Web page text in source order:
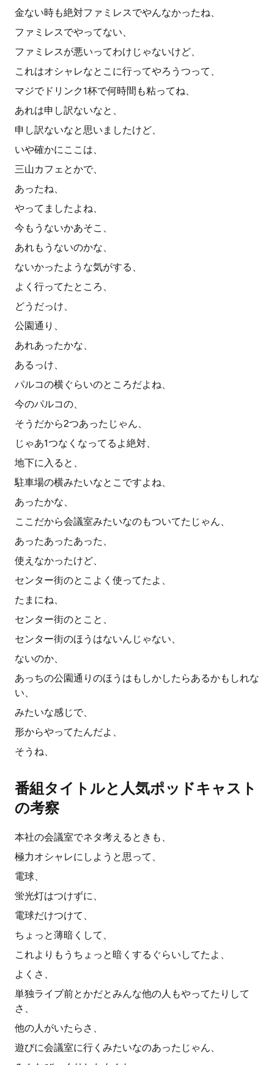
金ない時も絶対ファミレスでやんなかったね、
ファミレスでやってない、
ファミレスが悪いってわけじゃないけど、
これはオシャレなとこに行ってやろうつって、
マジでドリンク1杯で何時間も粘ってね、
あれは申し訳ないなと、
申し訳ないなと思いましたけど、
いや確かにここは、
三山カフェとかで、
あったね、
やってましたよね、
今もうないかあそこ、
あれもうないのかな、
ないかったような気がする、
よく行ってたところ、
どうだっけ、
公園通り、
あれあったかな、
あるっけ、
パルコの横ぐらいのところだよね、
今のパルコの、
そうだから2つあったじゃん、
じゃあ1つなくなってるよ絶対、
地下に入ると、
駐車場の横みたいなとこですよね、
あったかな、
ここだから会議室みたいなのもついてたじゃん、
あったあったあった、
使えなかったけど、
センター街のとこよく使ってたよ、
たまにね、
センター街のとこと、
センター街のほうはないんじゃない、
ないのか、
あっちの公園通りのほうはもしかしたらあるかもしれな
い、
みたいな感じで、
形からやってたんだよ、
そうね、
番組タイトルと人気ポッドキャスト
の考察
本社の会議室でネタ考えるときも、
極力オシャレにしようと思って、
電球、
蛍光灯はつけずに、
電球だけつけて、
ちょっと薄暗くして、
これよりもうちょっと暗くするぐらいしてたよ、
よくさ、
単独ライブ前とかだとみんな他の人もやってたりして
さ、
他の人がいたらさ、
遊びに会議室に行くみたいなのあったじゃん、